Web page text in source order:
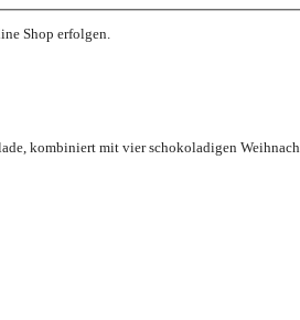
Shop erfolgen.
kombiniert mit vier schokoladigen